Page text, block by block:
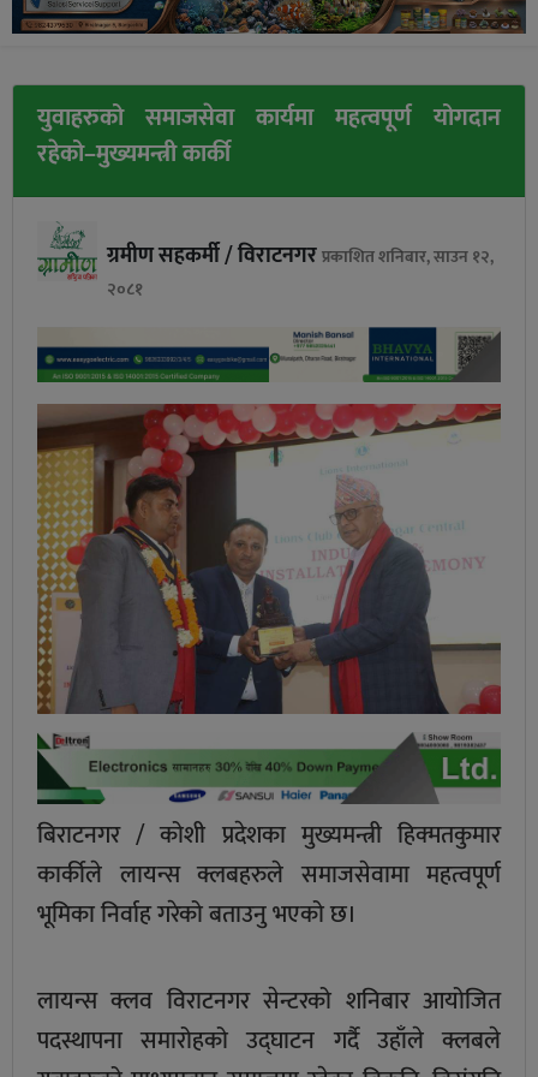
युवाहरुको समाजसेवा कार्यमा महत्वपूर्ण योगदान
रहेको–मुख्यमन्त्री कार्की
ग्रमीण सहकर्मी / विराटनगरप्रकाशित शनिबार, साउन १२,
२०८१
बिराटनगर / कोशी प्रदेशका मुख्यमन्त्री हिक्मतकुमार
कार्कीले लायन्स क्लबहरुले समाजसेवामा महत्वपूर्ण
भूमिका निर्वाह गरेको बताउनु भएको छ।
लायन्स क्लव विराटनगर सेन्टरको शनिबार आयोजित
पदस्थापना समारोहको उद्घाटन गर्दै उहाँले क्लबले